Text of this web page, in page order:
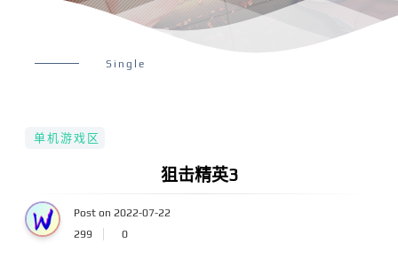
Single
单机游戏区
狙击精英3
Post on 2022-07-22
299
0